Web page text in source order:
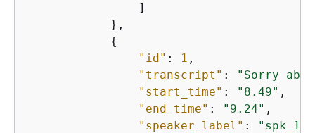
                ]
            },
{
"id" : 1 ,
"transcript" :
"Sorry
"start_time" : "8.49" ,
"end_time" : "9.24" ,
"speaker_label" : "spk_1"